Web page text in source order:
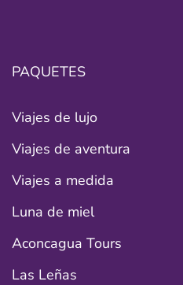
PAQUETES
Viajes de lujo
Viajes de aventura
Viajes a medida
Luna de miel
Aconcagua Tours
Las Leñas